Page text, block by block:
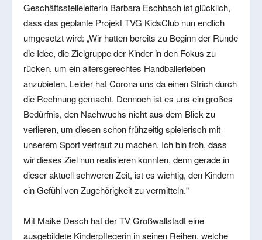
Geschäftsstelleleiterin Barbara Eschbach ist glücklich,
dass das geplante Projekt TVG KidsClub nun endlich
umgesetzt wird: „Wir hatten bereits zu Beginn der Runde
die Idee, die Zielgruppe der Kinder in den Fokus zu
rücken, um ein altersgerechtes Handballerleben
anzubieten. Leider hat Corona uns da einen Strich durch
die Rechnung gemacht. Dennoch ist es uns ein großes
Bedürfnis, den Nachwuchs nicht aus dem Blick zu
verlieren, um diesen schon frühzeitig spielerisch mit
unserem Sport vertraut zu machen. Ich bin froh, dass
wir dieses Ziel nun realisieren konnten, denn gerade in
dieser aktuell schweren Zeit, ist es wichtig, den Kindern
ein Gefühl von Zugehörigkeit zu vermitteln.“
Mit Maike Desch hat der TV Großwallstadt eine
ausgebildete Kinderpflegerin in seinen Reihen, welche